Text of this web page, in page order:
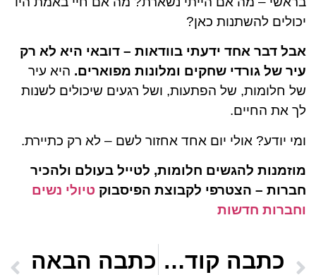
יכולים להשתנות כאן?
אבל דבר אחד ידעתי בוודאות – דובאי היא לא רק
עיר של גורדי שחקים ומלונות מפוארים. היא עיר
של חלומות, של הפתעות, ושל רגעים שיכולים לשנות
לך את החיים.
ומי יודע? אולי יום אחד אחזור לשם – לא רק כתיירת.
מוזמנות להגשים חלומות, לטייל בעולם ולהכיר
חברות – הצטרפי לקבוצת הפיסבוק טיולי נשים
וחברות חדשות
כתבה קודמת כתבה הבאה